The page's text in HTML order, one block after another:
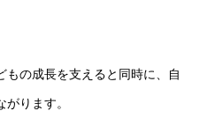
もの成長を支えると同時に、自
ります。